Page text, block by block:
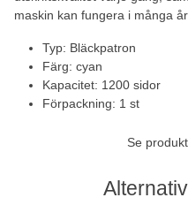
maskin kan fungera i många
Typ: Bläckpatron
Färg: cyan
Kapacitet: 1200 sidor
Förpackning: 1 st
Se